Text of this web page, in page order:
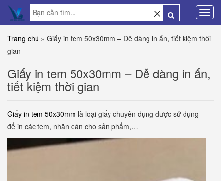
Trang chủ » Giấy in tem 50x30mm – Dễ dàng in ấn, tiết kiệm thời
gian
Giấy in tem 50x30mm – Dễ dàng in ấn,
tiết kiệm thời gian
Giấy in tem 50x30mm là loại giấy chuyên dụng được sử dụng
để in các tem, nhãn dán cho sản phẩm,…